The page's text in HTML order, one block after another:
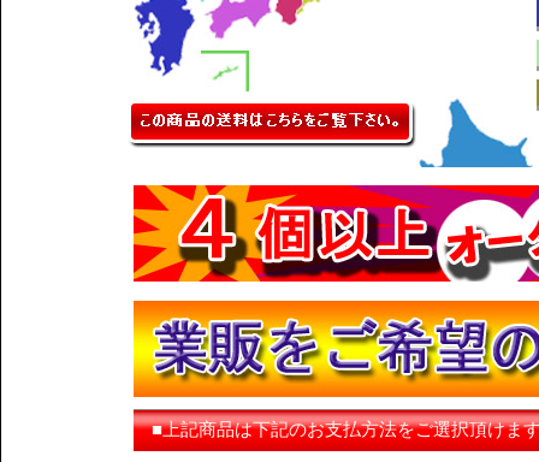
■上記商品は下記のお支払方法をご選択頂けま